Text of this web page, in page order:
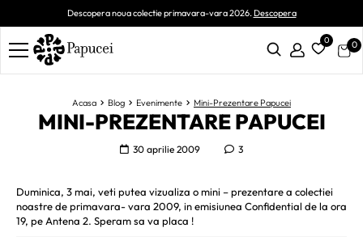
Descopera noua colectie primavara-vara 2026.Descopera
0 0
Acasa Blog Evenimente Mini-Prezentare Papucei
MINI-PREZENTARE PAPUCEI
30 aprilie 2009 3
Duminica, 3 mai, veti putea vizualiza o mini – prezentare a colectiei
noastre de primavara- vara 2009, in emisiunea Confidential de la ora
19, pe Antena 2. Speram sa va placa !